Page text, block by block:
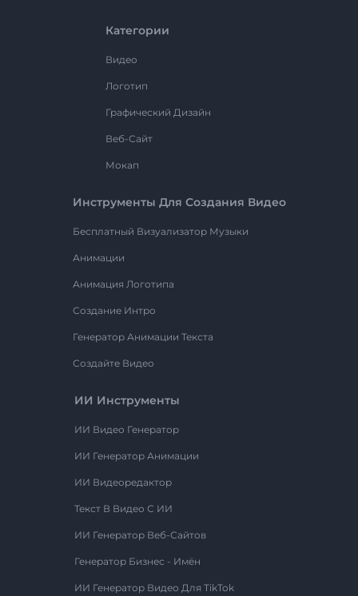
Категории
Видео
Логотип
Графический Дизайн
Веб-Сайт
Мокап
Инструменты Для Создания Видео
Бесплатный Визуализатор Музыки
Анимации
Анимация Логотипа
Создание Интро
Генератор Анимации Текста
Создайте Видео
ИИ Инструменты
ИИ Видео Генератор
ИИ Генератор Анимации
ИИ Видеоредактор
Текст В Видео С ИИ
ИИ Генератор Веб-Сайтов
Генератор Бизнес - Имён
ИИ Генератор Видео Для TikTok